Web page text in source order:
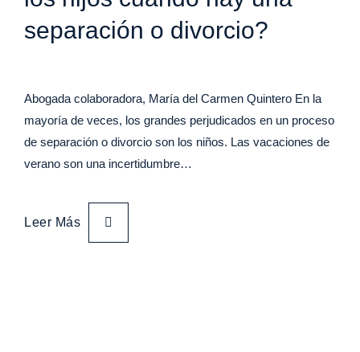
separación o divorcio?
Abogada colaboradora, María del Carmen Quintero En la
mayoría de veces, los grandes perjudicados en un proceso
de separación o divorcio son los niños. Las vacaciones de
verano son una incertidumbre…
Leer Más